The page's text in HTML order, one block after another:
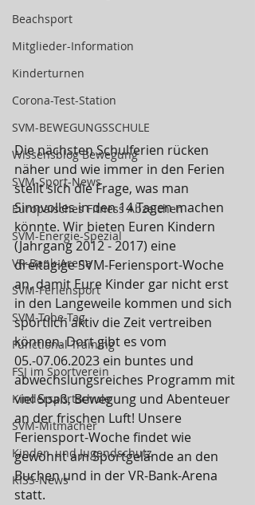
Beachsport
Mitglieder-Information
Kinderturnen
Corona-Test-Station
SVM-BEWEGUNGSSCHULE
Wissensblog Bewegung
SVM-Sport-News
Europäisches Fitness Abzeichen
SVM-Energie-Spezial
VR-Bank-Arena
SVM-Feriensport
SVM-Tobe-Tag
Functional Training
FSJ im Sportverein
Kindersportschule
SVM-Mitmacher
Kinder- und Jugendschutz
KISS-News
Die nächsten Schulferien rücken
näher und wie immer in den Ferien
stellt sich die Frage, was man
Sinnvolles in den 14 Tagen machen
könnte. Wir bieten Euren Kindern
(Jahrgang 2012 - 2017) eine
dreitägige SVM-Feriensport-Woche
an, damit Eure Kinder gar nicht erst
in den Langeweile kommen und sich
sportlich aktiv die Zeit vertreiben
können. Dort gibt es vom
05.-07.06.2023 ein buntes und
abwechslungsreiches Programm mit
viel Spaß, Bewegung und Abenteuer
an der frischen Luft! Unsere
Feriensport-Woche findet wie
gewohnt am Sportgelände an den
Buchen und in der VR-Bank-Arena
statt.